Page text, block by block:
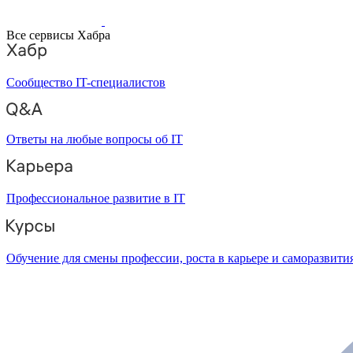
Все сервисы Хабра
Сообщество IT-специалистов
Ответы на любые вопросы об IT
Профессиональное развитие в IT
Обучение для смены профессии, роста в карьере и